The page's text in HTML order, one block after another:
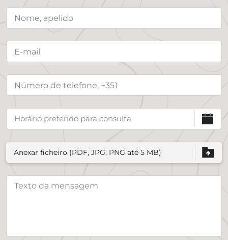
Anexar ficheiro (PDF, JPG, PNG até 5 MB)